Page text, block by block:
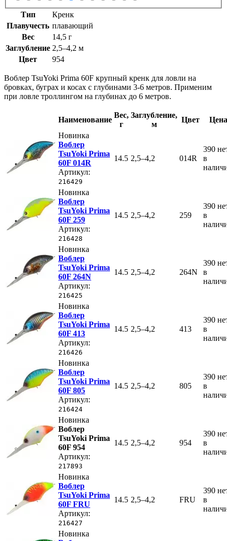
Тип
Кренк
Плавучесть плавающий
Вес
14,5 г
Заглубление 2,5–4,2 м
Цвет
954
Воблер TsuYoki Prima 60F крупный кренк для ловли на
бровках, буграх и косах с глубинами 3-6 метров. Применим
при ловле троллингом на глубинах до 6 метров.
Наименование
Вес,
г
Заглубление,
м
Цвет
Цена
Новинка
Воблер
TsuYoki Prima
60F 014R
Артикул:
216429
14.5 2,5–4,2 014R
390
в
Новинка
Воблер
TsuYoki Prima
60F 259
Артикул:
216428
14.5 2,5–4,2 259
390
в
Новинка
Воблер
TsuYoki Prima
60F 264N
Артикул:
216425
14.5 2,5–4,2 264N
390
в
Новинка
Воблер
TsuYoki Prima
60F 413
Артикул:
216426
14.5 2,5–4,2 413
390
в
Новинка
Воблер
TsuYoki Prima
60F 805
Артикул:
216424
14.5 2,5–4,2 805
390
в
Новинка
Воблер
TsuYoki Prima
60F 954
Артикул:
217893
14.5 2,5–4,2 954
390
в
Новинка
Воблер
TsuYoki Prima
60F FRU
Артикул:
216427
14.5 2,5–4,2 FRU
390
в
Новинка